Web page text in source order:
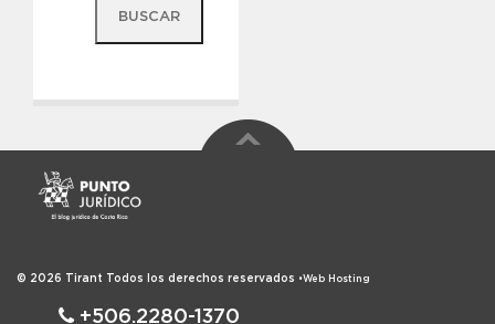
© 2026 Tirant Todos los derechos reservados •Web Hosting
+506.2280-1370